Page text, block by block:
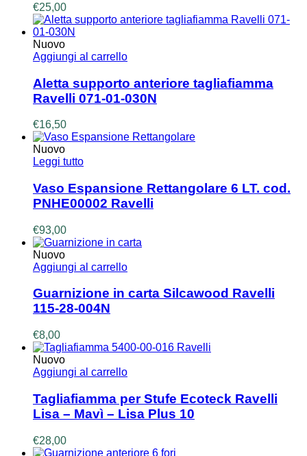
€25,00
Nuovo
Aggiungi al carrello
Aletta supporto anteriore tagliafiamma
Ravelli 071-01-030N
€16,50
Nuovo
Leggi tutto
Vaso Espansione Rettangolare 6 LT. cod.
PNHE00002 Ravelli
€93,00
Nuovo
Aggiungi al carrello
Guarnizione in carta Silcawood Ravelli
115-28-004N
€8,00
Nuovo
Aggiungi al carrello
Tagliafiamma per Stufe Ecoteck Ravelli
Lisa – Mavì – Lisa Plus 10
€28,00